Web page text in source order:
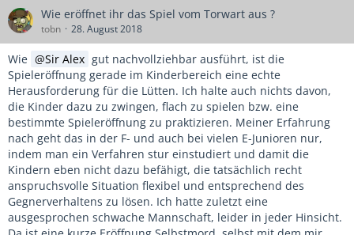
Wie eröffnet ihr das Spiel vom Torwart aus ?
tobn 28. August 2018
Wie Sir Alex gut nachvollziehbar ausführt, ist die
Spieleröffnung gerade im Kinderbereich eine echte
Herausforderung für die Lütten. Ich halte auch nichts davon,
die Kinder dazu zu zwingen, flach zu spielen bzw. eine
bestimmte Spieleröffnung zu praktizieren. Meiner Erfahrung
nach geht das in der F- und auch bei vielen E-Junioren nur,
indem man ein Verfahren stur einstudiert und damit die
Kindern eben nicht dazu befähigt, die tatsächlich recht
anspruchsvolle Situation flexibel und entsprechend des
Gegnerverhaltens zu lösen. Ich hatte zuletzt eine
ausgesprochen schwache Mannschaft, leider in jeder Hinsicht.